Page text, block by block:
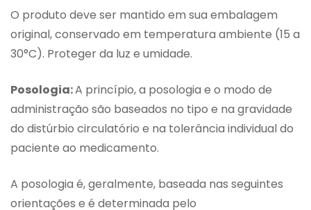
O produto deve ser mantido em sua embalagem
original, conservado em temperatura ambiente (15 a
30°C). Proteger da luz e umidade.
Posologia:A princípio, a posologia e o modo de
administração são baseados no tipo e na gravidade
do distúrbio circulatório e na tolerância individual do
paciente ao medicamento.
A posologia é, geralmente, baseada nas seguintes
orientações e é determinada pelo